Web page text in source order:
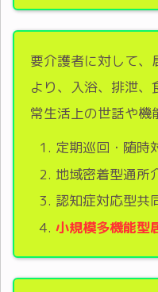
要介護者に対して、
より、入浴、排泄、
常生活上の世話や機
定期巡回・随時
地域密着型通所
認知症対応型共
小規模多機能型